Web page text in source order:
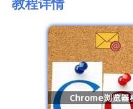
教程详情